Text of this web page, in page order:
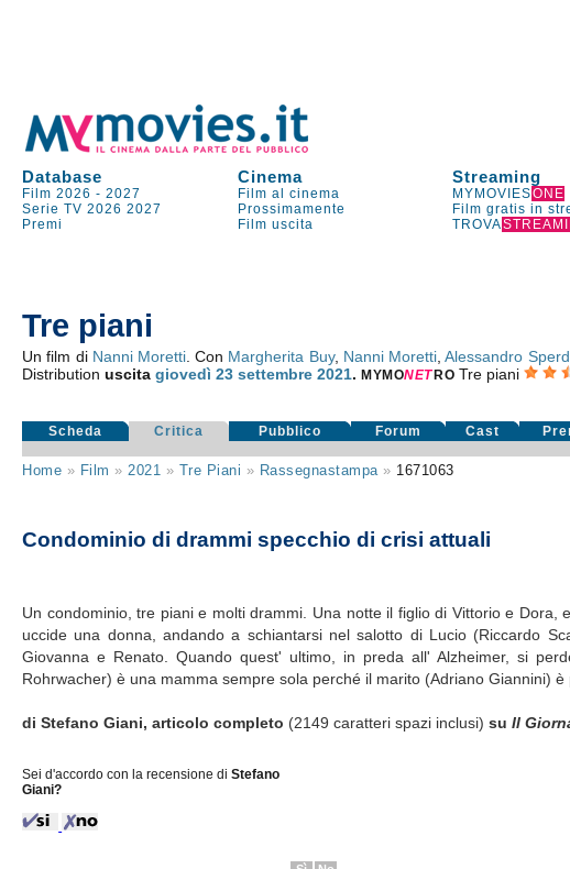
Database Cinema Streaming
Film 2026 -2027 Film al cinema MYMOVIESONE
Serie TV 2026 2027 Prossimamente Film gratis in
Premi
Film uscita TROVA
Tre piani
Un film di Nanni Moretti . Con Margherita Buy, Nanni Moretti ,Alessandro
Distributionuscitagiovedì 23 settembre 2021.MYMONET RO Tre piani
Scheda Critica Pubblico Forum Cast
Home » Film » 2021 » Tre Piani » Rassegnastampa» 1671063
Condominio di drammi specchio di crisi attuali
Un condominio, tre piani e molti drammi. Una notte il figlio di Vittorio e
uccide una donna, andando a schiantarsi nel salotto di Lucio (Riccardo
Giovanna e Renato. Quando quest' ultimo, in preda all' Alzheimer, si
Rohrwacher) è una mamma sempre sola perché il marito (Adriano Giannini)
di Stefano Giani, articolo completo (2149 caratteri spazi inclusi)suIl
Sei d'accordo con la recensione diStefano
Giani?